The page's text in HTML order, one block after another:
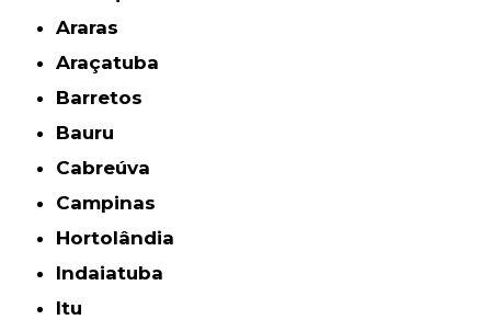
Araras
Araçatuba
Barretos
Bauru
Cabreúva
Campinas
Hortolândia
Indaiatuba
Itu